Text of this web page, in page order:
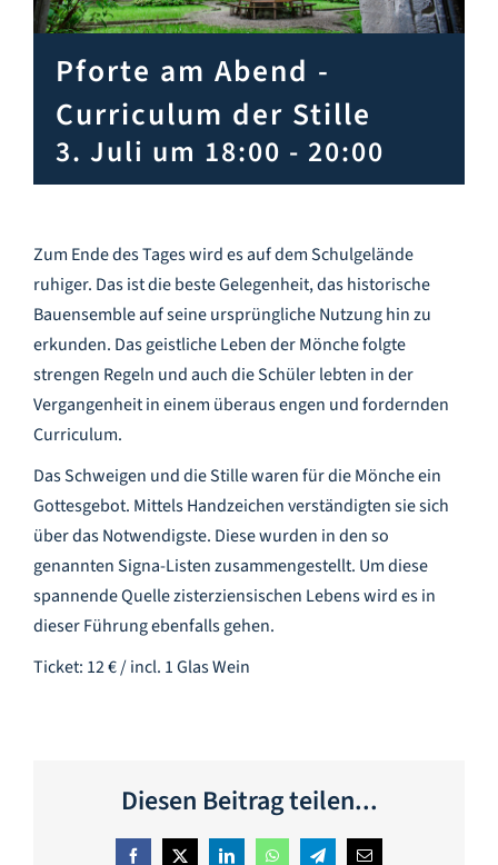
Infozentrum
Downloads
Lernort
Leichte Sprache
Deutsch
Pforte am Abend -
Curriculum der Stille
3. Juli um 18:00 - 20:00
Zum Ende des Tages wird es auf dem Schulgelände
ruhiger. Das ist die beste Gelegenheit, das historische
Bauensemble auf seine ursprüngliche Nutzung hin zu
erkunden. Das geistliche Leben der Mönche folgte
strengen Regeln und auch die Schüler lebten in der
Vergangenheit in einem überaus engen und fordernden
Curriculum.
Das Schweigen und die Stille waren für die Mönche ein
Gottesgebot. Mittels Handzeichen verständigten sie sich
über das Notwendigste. Diese wurden in den so
genannten Signa-Listen zusammengestellt. Um diese
spannende Quelle zisterziensischen Lebens wird es in
dieser Führung ebenfalls gehen.
Ticket: 12 € / incl. 1 Glas Wein
Diesen Beitrag teilen...
Facebook
X LinkedInWhatsAppTelegram
E-